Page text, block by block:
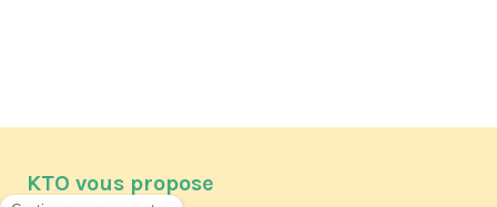
KTO vous propose